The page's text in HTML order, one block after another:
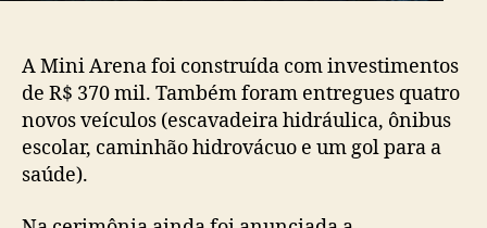
A Mini Arena foi construída com investimentos
de R$ 370 mil. Também foram entregues quatro
novos veículos (escavadeira hidráulica, ônibus
escolar, caminhão hidrovácuo e um gol para a
saúde).